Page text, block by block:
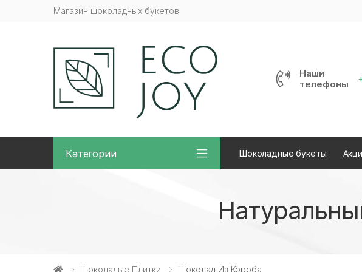
Магазин шоколадных букетов
Наши
телефоны
Категории Шоколадные букеты
Шоколадые Плитки Шоколад Из Кэроба